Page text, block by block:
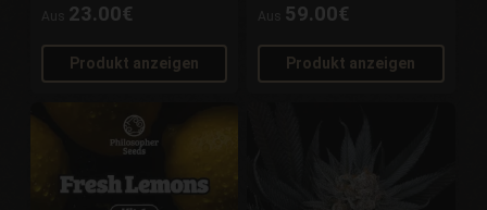
Aus 23.00€
Produkt anzeigen
Aus 59.00€
Produkt anzeigen